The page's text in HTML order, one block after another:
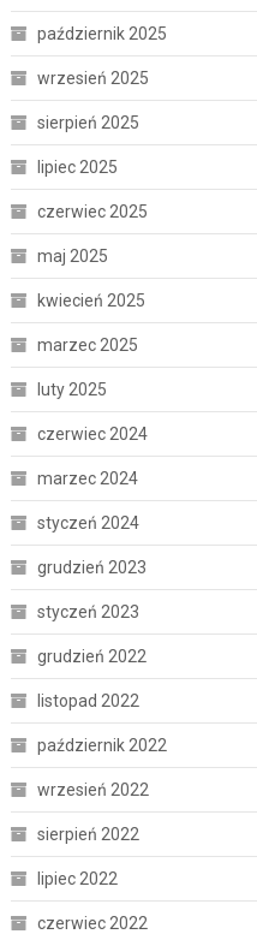
październik 2025
wrzesień 2025
sierpień 2025
lipiec 2025
czerwiec 2025
maj 2025
kwiecień 2025
marzec 2025
luty 2025
czerwiec 2024
marzec 2024
styczeń 2024
grudzień 2023
styczeń 2023
grudzień 2022
listopad 2022
październik 2022
wrzesień 2022
sierpień 2022
lipiec 2022
czerwiec 2022